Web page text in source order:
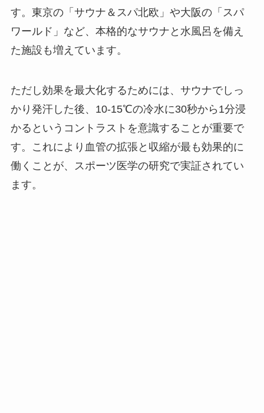
す。東京の「サウナ＆スパ北欧」や大阪の「スパ
ワールド」など、本格的なサウナと水風呂を備え
た施設も増えています。
ただし効果を最大化するためには、サウナでしっ
かり発汗した後、10-15℃の冷水に30秒から1分浸
かるというコントラストを意識することが重要で
す。これにより血管の拡張と収縮が最も効果的に
働くことが、スポーツ医学の研究で実証されてい
ます。